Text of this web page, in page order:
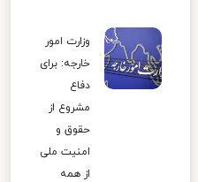
وزارت امور
خارجه: برای
دفاع
مشروع از
حقوق و
امنیت ملی
از همه